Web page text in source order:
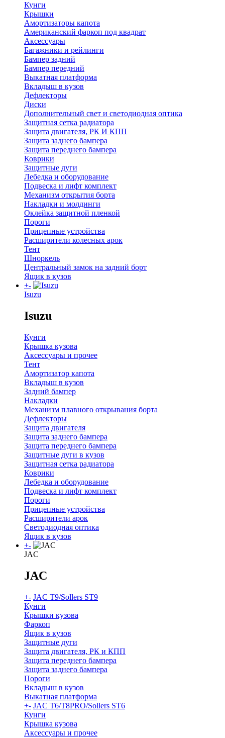
Кунги
Крышки
Амортизаторы капота
Американский фаркоп под квадрат
Аксессуары
Багажники и рейлинги
Бампер задний
Бампер передний
Выкатная платформа
Вкладыш в кузов
Дефлекторы
Диски
Дополнительный свет и светодиодная оптика
Защитная сетка радиатора
Защита двигателя, РК И КПП
Защита заднего бампера
Защита переднего бампера
Коврики
Защитные дуги
Лебедка и оборудование
Подвеска и лифт комплект
Механизм открытия борта
Накладки и молдинги
Оклейка защитной пленкой
Пороги
Прицепные устройства
Расширители колесных арок
Тент
Шноркель
Центральный замок на задний борт
Ящик в кузов
+-
Isuzu
Isuzu
Кунги
Крышка кузова
Аксессуары и прочее
Тент
Амортизатор капота
Вкладыш в кузов
Задний бампер
Накладки
Механизм плавного открывания борта
Дефлекторы
Защита двигателя
Защита заднего бампера
Защита переднего бампера
Защитные дуги в кузов
Защитная сетка радиатора
Коврики
Лебедка и оборудование
Подвеска и лифт комплект
Пороги
Прицепные устройства
Расширители арок
Светодиодная оптика
Ящик в кузов
+-
JAC
JAC
+- JAC T9/Sollers ST9
Кунги
Крышки кузова
Фаркоп
Ящик в кузов
Защитные дуги
Защита двигателя, РК и КПП
Защита переднего бампера
Защита заднего бампера
Пороги
Вкладыш в кузов
Выкатная платформа
+- JAC T6/T8PRO/Sollers ST6
Кунги
Крышка кузова
Аксессуары и прочее